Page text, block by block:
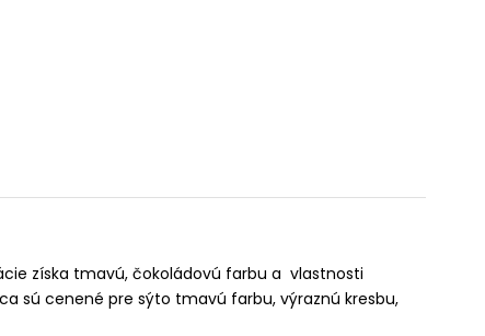
získa tmavú, čokoládovú farbu a vlastnosti
sú cenené pre sýto tmavú farbu, výraznú kresbu,